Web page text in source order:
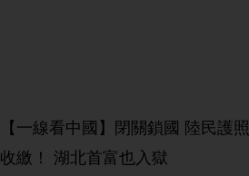
【一線看中國】閉關鎖國 陸民護
收繳！ 湖北首富也入獄